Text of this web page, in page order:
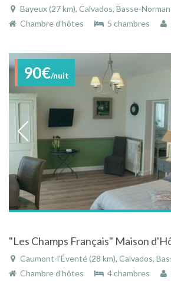
Bayeux (27 km), Calvados, Basse-
Chambre d'hôtes
5 chambres
90€/nuit
Caumont-l'Éventé (28 km), Calvados, Basse-
Chambre d'hôtes
4 chambres